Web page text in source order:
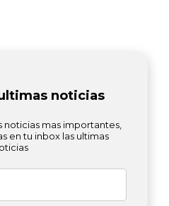
noticias
noticias mas importantes,
en tu inbox las ultimas